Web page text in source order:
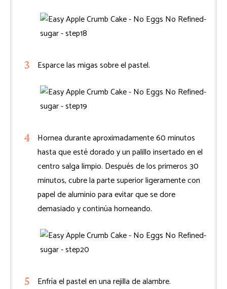
Esparce las migas sobre el pastel.
Hornea durante aproximadamente 60 minutos
hasta que esté dorado y un palillo insertado en el
centro salga limpio. Después de los primeros 30
minutos, cubre la parte superior ligeramente con
papel de aluminio para evitar que se dore
demasiado y continúa horneando.
Enfría el pastel en una rejilla de alambre.